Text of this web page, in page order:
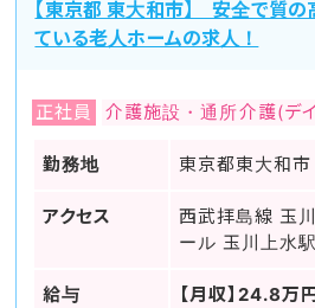
【東京都 東大和市】 安全で質の
ている老人ホームの求人！
正社員 介護施設・通所介護(デ
勤務地 東京都東大和市
アクセス
西武拝島線 玉
ール 玉川上水駅
給与
【月収】24.8万